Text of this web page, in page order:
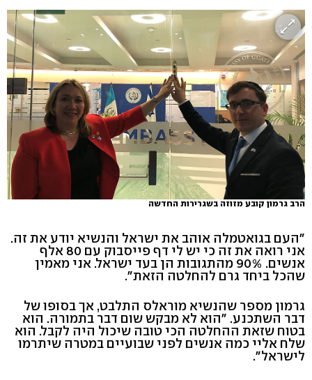
הרב גרמון קובע מזוזה בשגרירות החדשה
"העם בגואטמלה אוהב את ישראל והנשיא יודע את זה.
אני רואה את זה כי יש לי דף פייסבוק עם 80 אלף
אנשים. 90% מהתגובות הן בעד ישראל. אני מאמין
שהכל ביחד גרם להחלטה הזאת".
גרמון מספר שהנשיא מוראלס התלבט, אך בסופו של
דבר השתכנע. "הוא לא מבקש שום דבר בתמורה. הוא
בטוח שזאת ההחלטה הכי טובה שיכול היה לקבל. הוא
שלח אליי כמה אנשים לפני שבועיים במטרה שיתרמו
לישראל".